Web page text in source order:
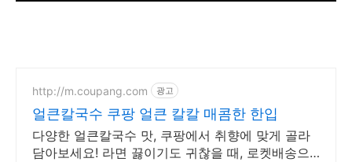
http://m.coupang.com 광고
얼큰칼국수 쿠팡 얼큰 칼칼 매콤한 한입
다양한 얼큰칼국수 맛, 쿠팡에서 취향에 맞게 골라
담아보세요! 라면 끓이기도 귀찮을 때, 로켓배송으